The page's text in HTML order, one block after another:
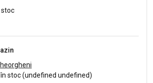
stoc
în stoc (undefined undefined)